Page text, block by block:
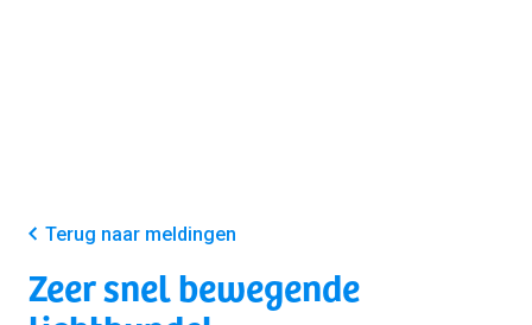
Terug naar meldingen
Zeer snel bewegende